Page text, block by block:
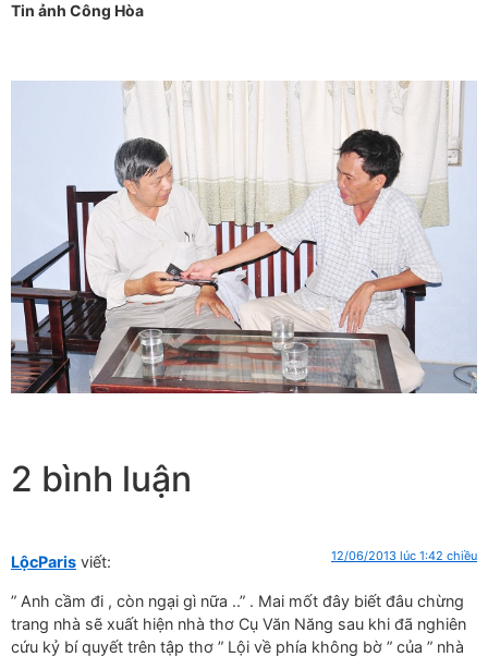
Tin ảnh Công Hòa
2 bình luận
LộcParis viết: 12/06/2013 lúc 1:42 chiều
” Anh cầm đi , còn ngại gì nữa ..” . Mai mốt đây biết đâu chừng
trang nhà sẽ xuất hiện nhà thơ Cụ Văn Năng sau khi đã nghiên
cứu kỷ bí quyết trên tập thơ ” Lội về phía không bờ ” của ” nhà